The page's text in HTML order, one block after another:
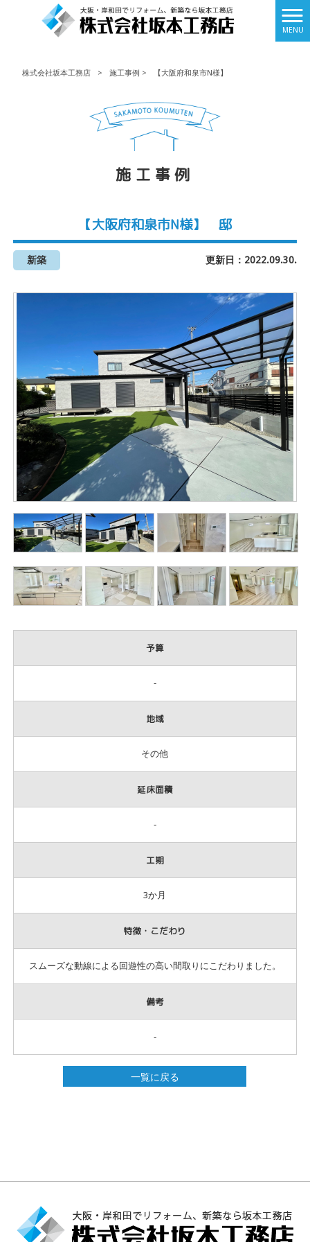
MENU
株式会社坂本工務店 > 施工事例 > 【大阪府和泉市N様】
施工事例
【大阪府和泉市N様】 邸
新築 更新日：2022.09.30.
予算
‐
地域
その他
延床面積
‐
工期
3か月
特徴・こだわり
スムーズな動線による回遊性の高い間取りにこだわりました。
備考
‐
一覧に戻る